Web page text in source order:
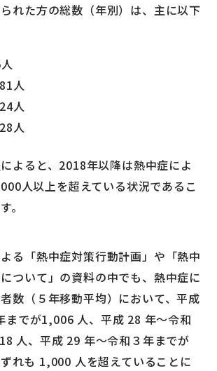
れた方の総数（年別）は、主に以下
人
人
人
よると、2018年以降は熱中症によ
人以上を超えている状況であるこ
。
る「熱中症対策行動計画」や「熱中
ついて」の資料の中でも、熱中症に
数（５年移動平均）において、平成
までが1,006 人、平成 28 年～令和
人、平成 29 年～令和３年までが
れも 1,000 人を超えていることに